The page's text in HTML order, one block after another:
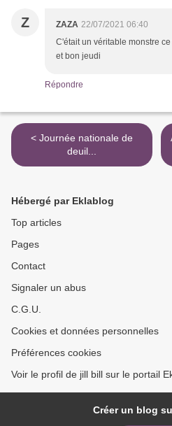
Z ZAZA 22/07/2021 06:40
C'était un véritable monstre
et bon jeudi
Répondre
< Journée nationale de
deuil...
Hébergé par Eklablog
Top articles
Pages
Contact
Signaler un abus
C.G.U.
Cookies et données personnelles
Préférences cookies
Voir le profil de jill bill sur le portail
Créer un blog